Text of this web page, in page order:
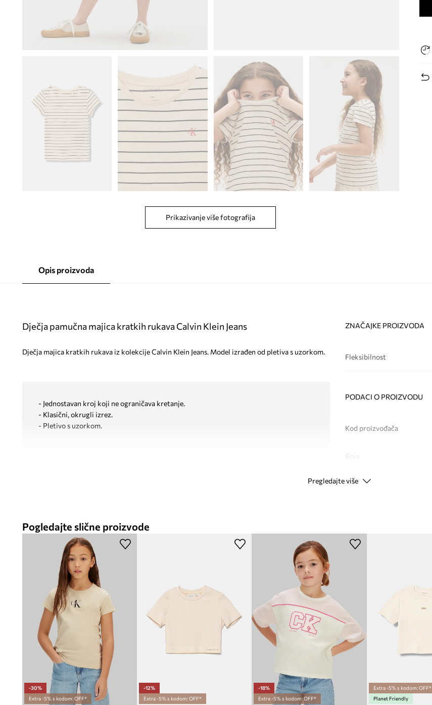
Prikazivanje više fotografija
Opis proizvoda
Dječja pamučna majica kratkih rukava Calvin Klein Jeans
Dječja majica kratkih rukava iz kolekcije Calvin Klein Jeans. Model izrađen od pletiva s uzorkom.
- Jednostavan kroj koji ne ograničava kretanje.
- Klasični, okrugli izrez.
- Pletivo s uzorkom.
ZNAČAJKE PROIZVODA
Fleksibilnost
PODACI O PROIZVODU
Kod proizvođača
Modna marka
ID Proizvoda
Pregledajte više
Pogledajte slične proizvode
-30%
Extra -5% s kodom: OFF*
-12%
Extra -5% s kodom: OFF*
-18%
Extra -5% s kodom: OFF*
Extra -5% s kodom: OFF*
Planet Friendly